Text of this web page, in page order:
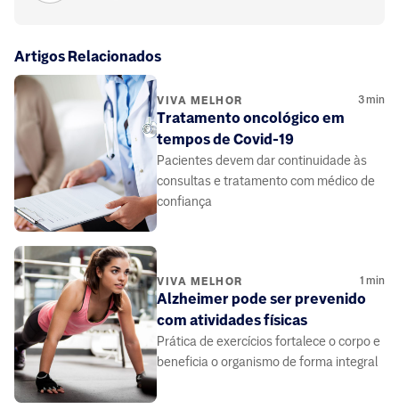
Artigos Relacionados
VIVA MELHOR 3min
Tratamento oncológico em
tempos de Covid-19
Pacientes devem dar continuidade às
consultas e tratamento com médico de
confiança
VIVA MELHOR 1 min
Alzheimer pode ser prevenido
com atividades físicas
Prática de exercícios fortalece o corpo e
beneficia o organismo de forma integral